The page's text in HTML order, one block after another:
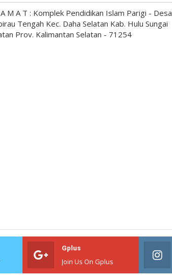
M A T : Komplek Pendidikan Islam Parigi - Desa
Tengah Kec. Daha Selatan Kab. Hulu Sungai
Prov. Kalimantan Selatan - 71254
Gplus
Join Us On Gplus